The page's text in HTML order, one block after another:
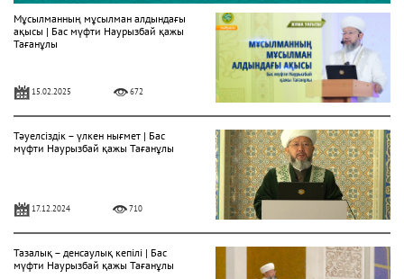
Мұсылманның мұсылман алдындағы
ақысы | Бас мүфти Наурызбай қажы
Тағанұлы
15.02.2025 672
Тәуелсіздік – үлкен нығмет | Бас
мүфти Наурызбай қажы Тағанұлы
17.12.2024 710
Тазалық – денсаулық кепілі | Бас
мүфти Наурызбай қажы Тағанұлы